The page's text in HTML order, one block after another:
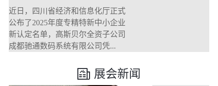
近日，四川省经济和信息化厅正式
公布了2025年度专精特新中小企业
新认定名单，高斯贝尔全资子公司
成都驰通数码系统有限公司凭...
展会新闻